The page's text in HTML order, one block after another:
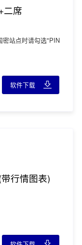
二席
密站点时请勾选"PIN
软件下载
行情图表)